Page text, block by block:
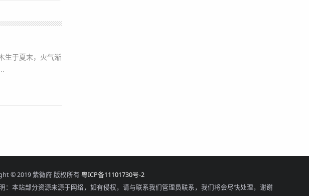
生于夏末，火气渐
© 2019 紫微府 版权所有 粤ICP备11101730号-2
：本站部分资源来源于网络，如有侵权，请与联系我们管理员联系，我们将会尽快处理，谢谢